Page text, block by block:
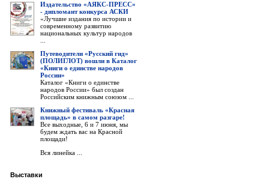
Издательство «АЯКС-ПРЕСС»
- дипломант конкурса АСКИ
«Лучшие издания по истории и
современному развитию
национальных культур народов
Путеводители «Русский гид»
(ПОЛИГЛОТ) вошли в Каталог
«Книги о единстве народов
России»
Каталог «Книги о единстве
народов России» был создан
Российским книжным союзом ...
Книжный фестиваль «Красная
площадь» в самом разгаре!
Все выходные, 6 и 7 июня, мы
будем ждать вас на Красной
площади!
Вся линейка ...
Выставки